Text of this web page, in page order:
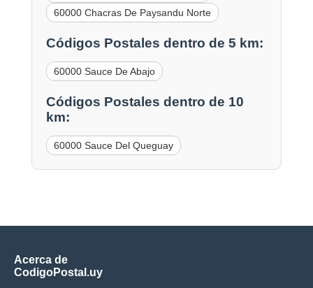
60000 Chacras De Paysandu Norte
Códigos Postales dentro de 5 km:
60000 Sauce De Abajo
Códigos Postales dentro de 10
km:
60000 Sauce Del Queguay
Acerca de
CodigoPostal.uy